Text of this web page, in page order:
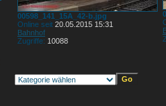
00598_141_15A_42-b.jpg
Online seit 20.05.2015 15:31
Bahnhof
Zugriffe: 10088